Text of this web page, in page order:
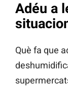
Adéu a
Què fa que